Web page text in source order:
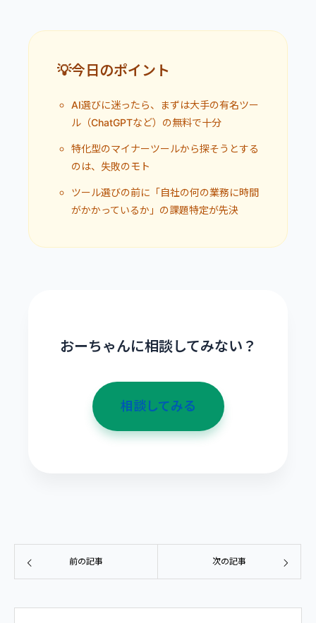
💡今日のポイント
AI選びに迷ったら、まずは大手の有名ツー
ル（ChatGPTなど）の無料で十分
特化型のマイナーツールから探そうとする
のは、失敗のモト
ツール選びの前に「自社の何の業務に時間
がかかっているか」の課題特定が先決
おーちゃんに相談してみない？
相談してみる
前の記事 次の記事